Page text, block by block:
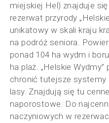
miejskiej Hel) znajduje
rezerwat przyrody
unikatowy w skali kraju
na podróż seniora.
ponad 104 ha wydm i
ha plaż. „Helskie
chronić tutejsze
lasy. Znajdują się tu
naporostowe. Do
naczyniowych w